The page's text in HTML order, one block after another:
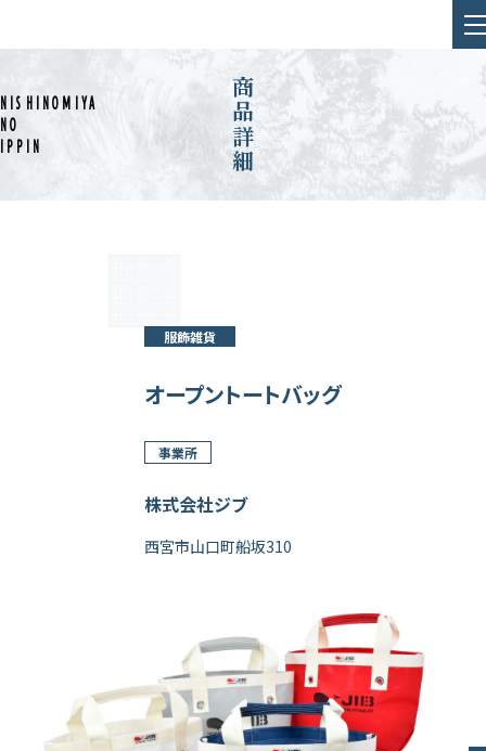
商品詳細
NISHINOMIYA
NO
IPPIN
服飾雑貨
オープントートバッグ
事業所
株式会社ジブ
西宮市山口町船坂310